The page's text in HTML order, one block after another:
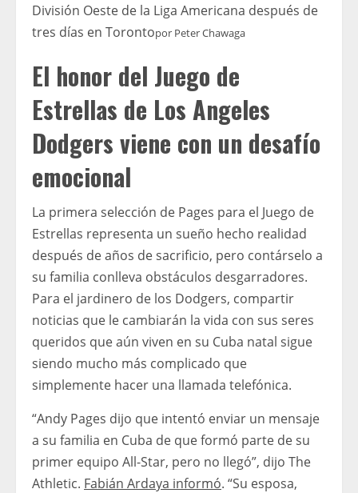
División Oeste de la Liga Americana después de
tres días en Torontopor Peter Chawaga
El honor del Juego de
Estrellas de Los Angeles
Dodgers viene con un desafío
emocional
La primera selección de Pages para el Juego de
Estrellas representa un sueño hecho realidad
después de años de sacrificio, pero contárselo a
su familia conlleva obstáculos desgarradores.
Para el jardinero de los Dodgers, compartir
noticias que le cambiarán la vida con sus seres
queridos que aún viven en su Cuba natal sigue
siendo mucho más complicado que
simplemente hacer una llamada telefónica.
“Andy Pages dijo que intentó enviar un mensaje
a su familia en Cuba de que formó parte de su
primer equipo All-Star, pero no llegó”, dijo The
Athletic. Fabián Ardaya informó. “Su esposa,